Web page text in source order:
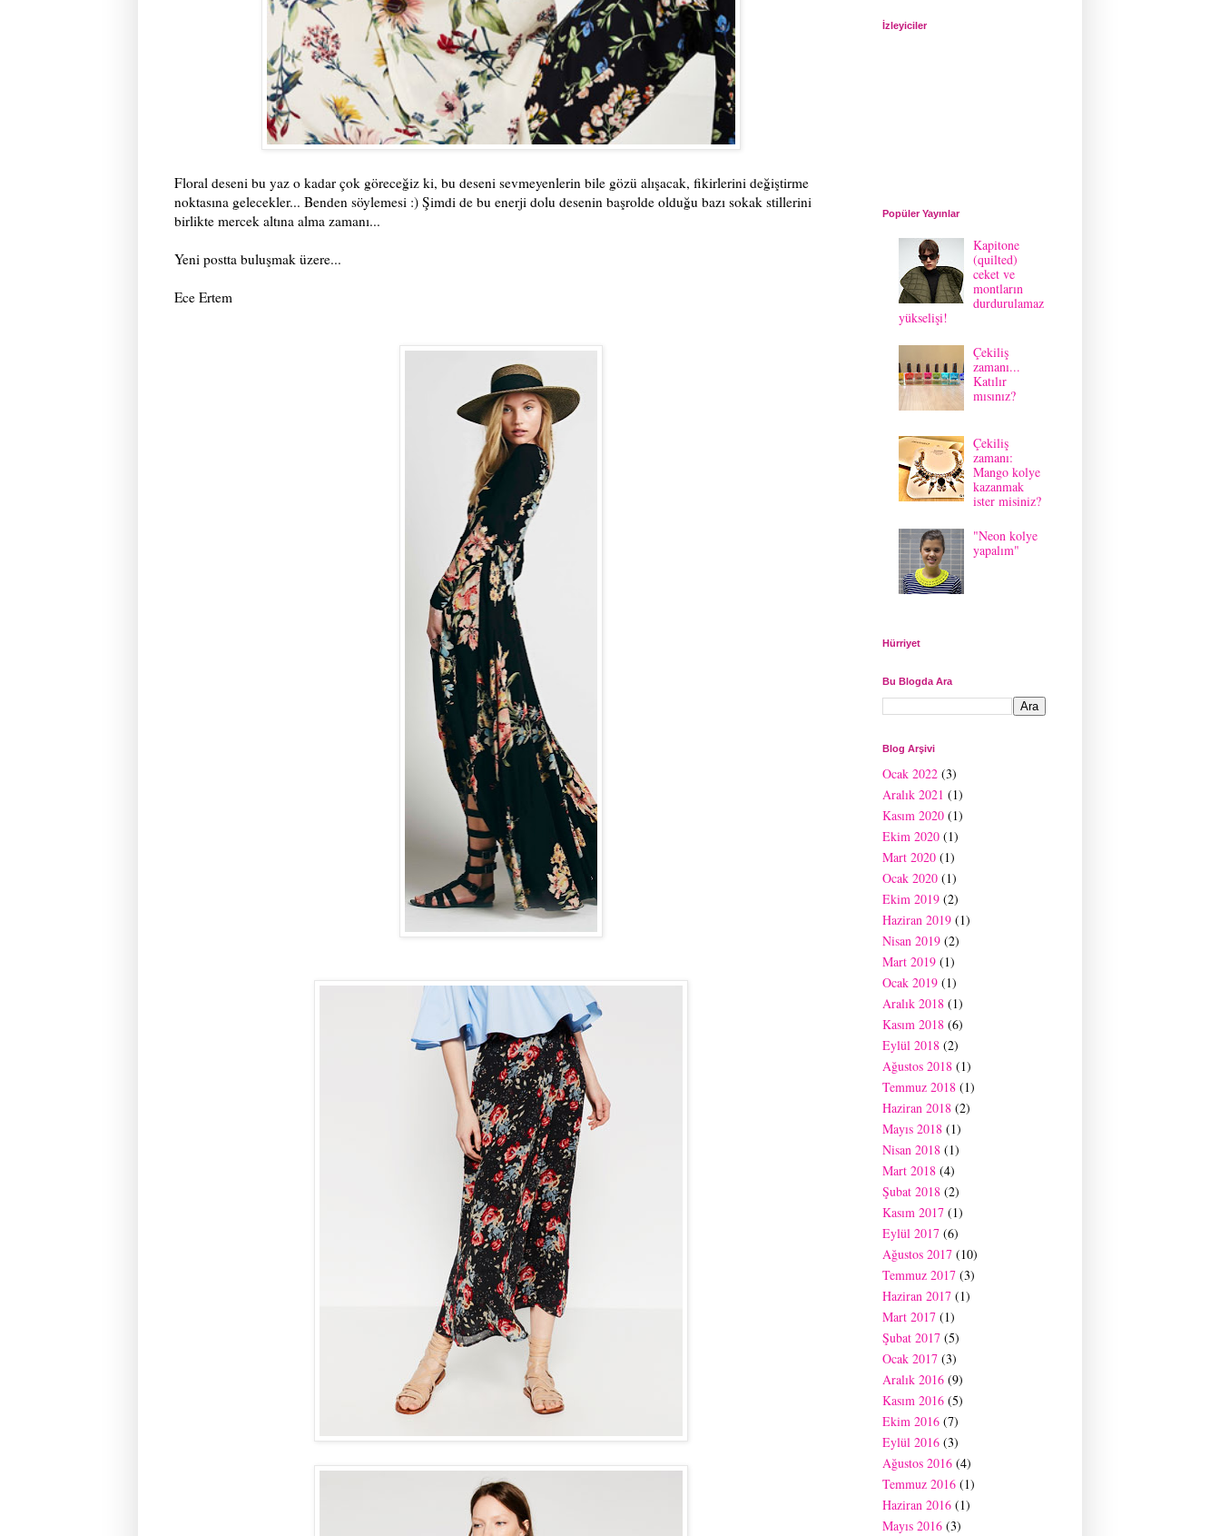
Floral deseni bu yaz o kadar çok göreceğiz ki, bu deseni sevmeyenlerin bile gözü alışacak, fikirlerini değiştirme
noktasına gelecekler... Benden söylemesi :) Şimdi de bu enerji dolu desenin başrolde olduğu bazı sokak stillerini
birlikte mercek altına alma zamanı...
Yeni postta buluşmak üzere...
Ece Ertem
İzleyiciler
Popüler Yayınlar
Kapitone
(quilted)
ceket ve
montların
durdurulamaz
yükselişi!
Çekiliş
zamanı...
Katılır
mısınız?
Çekiliş
zamanı:
Mango kolye
kazanmak
ister misiniz?
"Neon kolye
yapalım"
Hürriyet
Bu Blogda Ara
Blog Arşivi
Ocak 2022 (3)
Aralık 2021 (1)
Kasım 2020 (1)
Ekim 2020 (1)
Mart 2020 (1)
Ocak 2020 (1)
Ekim 2019 (2)
Haziran 2019 (1)
Nisan 2019 (2)
Mart 2019 (1)
Ocak 2019 (1)
Aralık 2018 (1)
Kasım 2018 (6)
Eylül 2018 (2)
Ağustos 2018 (1)
Temmuz 2018 (1)
Haziran 2018 (2)
Mayıs 2018 (1)
Nisan 2018 (1)
Mart 2018 (4)
Şubat 2018 (2)
Kasım 2017 (1)
Eylül 2017 (6)
Ağustos 2017 (10)
Temmuz 2017 (3)
Haziran 2017 (1)
Mart 2017 (1)
Şubat 2017 (5)
Ocak 2017 (3)
Aralık 2016 (9)
Kasım 2016 (5)
Ekim 2016 (7)
Eylül 2016 (3)
Ağustos 2016 (4)
Temmuz 2016 (1)
Haziran 2016 (1)
Mayıs 2016 (3)